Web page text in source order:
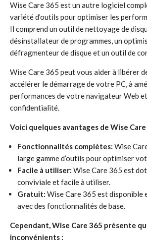
Wise Care 365 est un autre logiciel
variété d’outils pour optimiser les
Il comprend un outil de nettoyage de
désinstallateur de programmes, un
défragmenteur de disque et un outil de
Wise Care 365 peut vous aider à libérer
accélérer le démarrage de votre PC, à
performances de votre navigateur Web
confidentialité.
Voici quelques avantages de Wise Care
Fonctionnalités complètes: Wise
large gamme d’outils pour optimiser
Facile à utiliser: Wise Care 365 est
conviviale et facile à utiliser.
Gratuit: Wise Care 365 est disponible
avec des fonctionnalités de base.
Cependant, Wise Care 365 présente
inconvénients :